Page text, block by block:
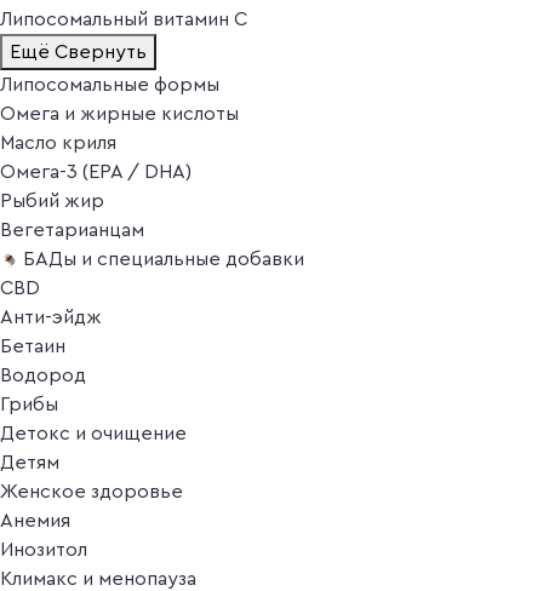
Липосомальный витамин C
Ещё Свернуть
Липосомальные формы
Омега и жирные кислоты
Масло криля
Омега-3 (EPA / DHA)
Рыбий жир
Вегетарианцам
БАДы и специальные добавки
CBD
Анти-эйдж
Бетаин
Водород
Грибы
Детокс и очищение
Детям
Женское здоровье
Анемия
Инозитол
Климакс и менопауза